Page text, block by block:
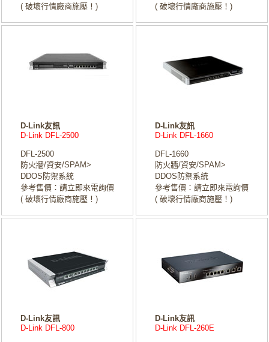
( 破壞行情廠商施壓！)
( 破壞行情廠商施壓！)
D-Link友訊
D-Link DFL-2500
DFL-2500
防火牆/資安/SPAM>
DDOS防禦系統
參考售價：請立即來電詢價
( 破壞行情廠商施壓！)
D-Link友訊
D-Link DFL-1660
DFL-1660
防火牆/資安/SPAM>
DDOS防禦系統
參考售價：請立即來電詢價
( 破壞行情廠商施壓！)
D-Link友訊
D-Link DFL-800
D-Link友訊
D-Link DFL-260E